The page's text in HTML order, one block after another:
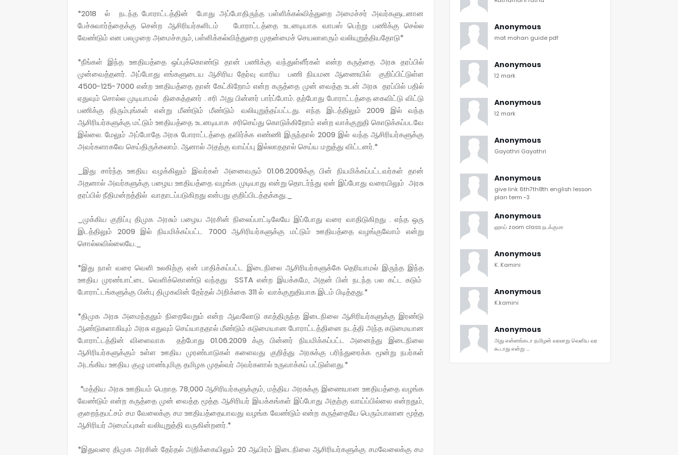
*2018 ல் நடந்த போராட்டத்தின் போது அப்போதிருந்த பள்ளிக்கல்வித்துறை அமைச்சர் அவர்களுடனான
பேச்சுவார்த்தைக்கு சென்ற ஆசிரியர்களிடம் போராட்டத்தை உடனடியாக வாபஸ் பெற்று பணிக்கு செல்ல
வேண்டும் என பலமுறை அமைச்சரும், பள்ளிக்கல்வித்துறை முதன்மைச் செயலாளரும் வலியுறுத்தியதோடு*
*நீங்கள் இந்த ஊதியத்தை ஒப்புக்கொண்டு தான் பணிக்கு வந்துள்ளீர்கள் என்ற கருத்தை அரசு தரப்பில்
முன்வைத்தனர். அப்போது எங்களுடைய ஆசிரிய தேர்வு வாரிய பணி நியமன ஆணையில் குறிப்பிட்டுள்ள
4500-125-7000 என்ற ஊதியத்தை தான் கேட்கிறோம் என்ற கருத்தை முன் வைத்த உடன் அரசு தரப்பில் பதில்
ஏதுவும் சொல்ல முடியாமல் திகைத்தனர் . சரி அது பின்னர் பார்ப்போம். தற்போது போராட்டத்தை கைவிட்டு விட்டு
பணிக்கு திரும்புங்கள் என்று மீண்டும் மீண்டும் வலியுறுத்தப்பட்டது. எந்த இடத்திலும் 2009 இல் வந்த
ஆசிரியர்களுக்கு மட்டும் ஊதியத்தை உடனடியாக சரிசெய்து கொடுக்கிறோம் என்ற வாக்குறுதி கொடுக்கப்படவே
இல்லை. மேலும் அப்போதே அரசு போராட்டத்தை தவிர்க்க எண்ணி இருந்தால் 2009 இல் வந்த ஆசிரியர்களுக்கு
அவர்களாகவே செய்திருக்கலாம். ஆனால் அதற்கு வாய்ப்பு இல்லாததால் செய்ய மறுத்து விட்டனர்.*
_இது சார்ந்த ஊதிய வழக்கிலும் இவர்கள் அனைவரும் 01.06.2009க்கு பின் நியமிக்கப்பட்டவர்கள் தான்
அதனால் அவர்களுக்கு பழைய ஊதியத்தை வழங்க முடியாது என்று தொடர்ந்து ஏன் இப்போது வரையிலும் அரசு
தரப்பில் நீதிமன்றத்தில் வாதாடப்படுகிறது என்பது குறிப்பிடத்தக்கது._
_முக்கிய குறிப்பு திமுக அரசும் பழைய அரசின் நிலைப்பாட்டிலேயே இப்போது வரை வாதிடுகிறது . எந்த ஒரு
இடத்திலும் 2009 இல் நியமிக்கப்பட்ட 7000 ஆசிரியர்களுக்கு மட்டும் ஊதியத்தை வழங்குவோம் என்று
சொல்லவில்லையே._
*இது நாள் வரை வெளி உலகிற்கு ஏன் பாதிக்கப்பட்ட இடைநிலை ஆசிரியர்களுக்கே தெரியாமல் இருந்த இந்த
ஊதிய முரண்பாட்டை வெளிக்கொண்டு வந்தது SSTA என்ற இயக்கமே, அதன் பின் நடந்த பல கட்ட கடும்
போராட்டங்களுக்கு பின்பு திமுகவின் தேர்தல் அறிக்கை 311 ல் வாக்குறுதியாக இடம் பிடித்தது.*
*திமுக அரசு அமைந்ததும் நிறைவேறும் என்ற ஆவலோடு காத்திருந்த இடைநிலை ஆசிரியர்களுக்கு இரண்டு
ஆண்டுகளாகியும் அரசு எதுவும் செய்யாததால் மீண்டும் கடுமையான போராட்டத்தினை நடத்தி அந்த கடுமையான
போராட்டத்தின் விளைவாக தற்போது 01.06.2009 க்கு பின்னர் நியமிக்கப்பட்ட அனைத்து இடைநிலை
ஆசிரியர்களுக்கும் உள்ள ஊதிய முரண்பாடுகள் களைவது குறித்து அரசுக்கு பரிந்துரைக்க மூன்று நபர்கள்
அடங்கிய ஊதிய குழு மாண்புமிகு தமிழக முதல்வர் அவர்களால் உருவாக்கப் பட்டுள்ளது.*
*மத்திய அரசு ஊதியம் பெறாத 78,000 ஆசிரியர்களுக்கும், மத்திய அரசுக்கு இணையான ஊதியத்தை வழங்க
வேண்டும் என்ற கருத்தை முன் வைத்த மூத்த ஆசிரியர் இயக்கங்கள் இப்போது அதற்கு வாய்ப்பில்லை என்றதும்,
குறைந்தபட்சம் சம வேலைக்கு சம ஊதியத்தையாவது வழங்க வேண்டும் என்ற கருத்தையே பெரும்பாலான மூத்த
ஆசிரியர் அமைப்புகள் வலியுறுத்தி வருகின்றனர்.*
*இதுவரை திமுக அரசின் தேர்தல் அறிக்கையிலும் 20 ஆயிரம் இடைநிலை ஆசிரியர்களுக்கு சமவேலைக்கு சம
Anonymous
mat mohan guide pdf
Anonymous
12 mark
Anonymous
12 mark
Anonymous
Gayathri Gayathri
Anonymous
give link 6th7th8th english lesson
plan term -3
Anonymous
ஹாய் zoom class நடக்குமா
Anonymous
K. Kamini
Anonymous
K.kamini
Anonymous
அது என்னங்கடா தமிழன் வரலாறு வெளிய வர
கூடாது என்று ...